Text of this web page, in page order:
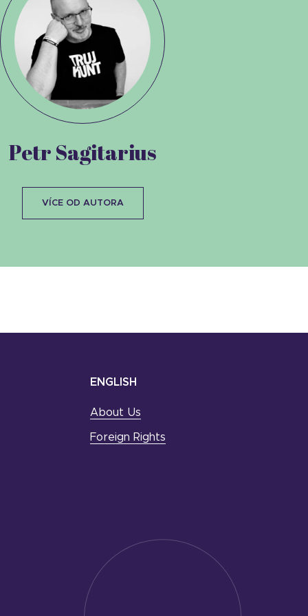
Petr Sagitarius
VÍCE OD AUTORA
ENGLISH
About Us
Foreign Rights